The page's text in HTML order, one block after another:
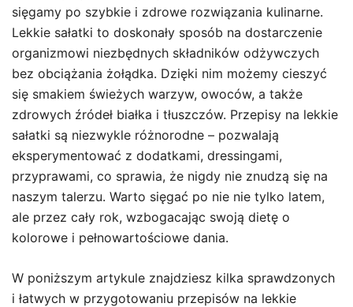
sięgamy po szybkie i zdrowe rozwiązania kulinarne.
Lekkie sałatki to doskonały sposób na dostarczenie
organizmowi niezbędnych składników odżywczych
bez obciążania żołądka. Dzięki nim możemy cieszyć
się smakiem świeżych warzyw, owoców, a także
zdrowych źródeł białka i tłuszczów. Przepisy na lekkie
sałatki są niezwykle różnorodne – pozwalają
eksperymentować z dodatkami, dressingami,
przyprawami, co sprawia, że nigdy nie znudzą się na
naszym talerzu. Warto sięgać po nie nie tylko latem,
ale przez cały rok, wzbogacając swoją dietę o
kolorowe i pełnowartościowe dania.
W poniższym artykule znajdziesz kilka sprawdzonych
i łatwych w przygotowaniu przepisów na lekkie